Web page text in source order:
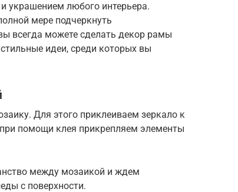
украшением любого интерьера.
мере подчеркнуть
всегда можете сделать декор рамы
идеи, среди которых вы
Для этого приклеиваем зеркало к
помощи клея прикрепляем элементы
между мозаикой и ждем
с поверхности.